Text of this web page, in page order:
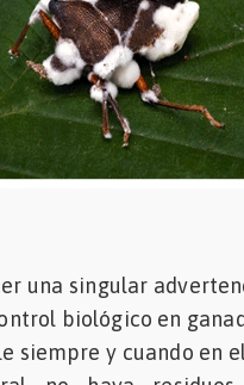
una singular
biológico en
siempre y cuando en